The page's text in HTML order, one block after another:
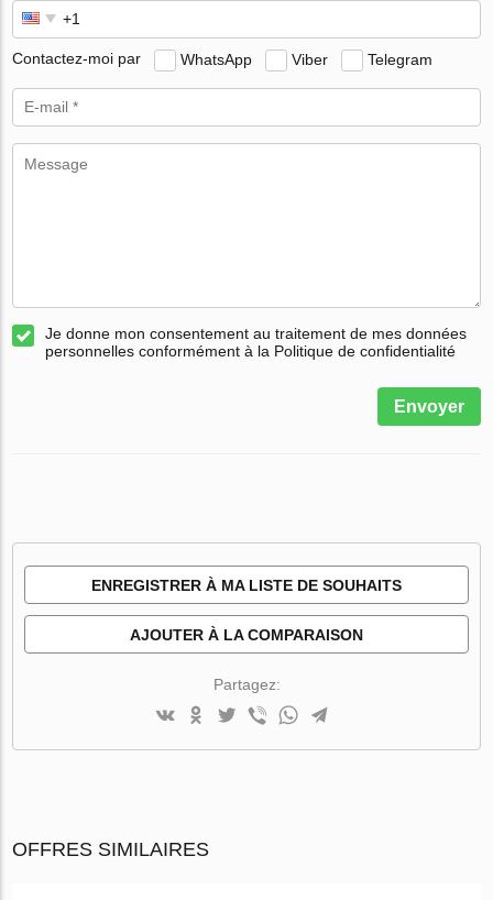
Contactez-moi par WhatsApp Viber Telegram
Je donne mon consentement au traitement de mes données
personnelles conformément à la Politique de confidentialité
Envoyer
ENREGISTRER À MA LISTE DE SOUHAITS
AJOUTER À LA COMPARAISON
Partagez:
OFFRES SIMILAIRES